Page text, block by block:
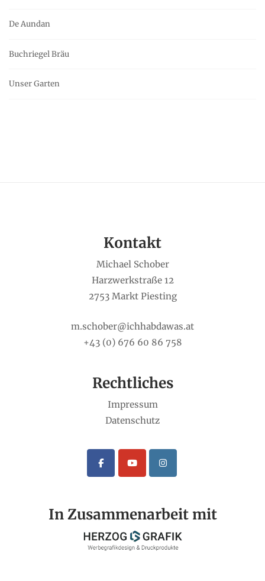
De Aundan
Buchriegel Bräu
Unser Garten
Kontakt
Michael Schober
Harzwerkstraße 12
2753 Markt Piesting
m.schober@ichhabdawas.at
+43 (0) 676 60 86 758
Rechtliches
Impressum
Datenschutz
In Zusammenarbeit mit